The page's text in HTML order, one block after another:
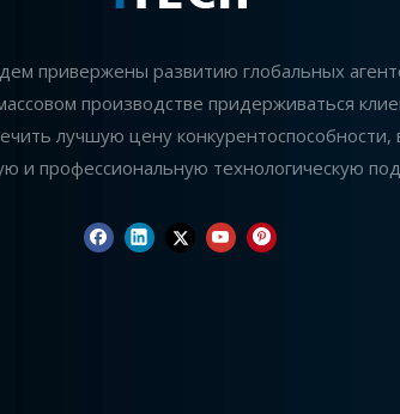
привержены развитию глобальных
производстве придерживаться
лучшую цену конкурентоспособности,
и профессиональную технологическую